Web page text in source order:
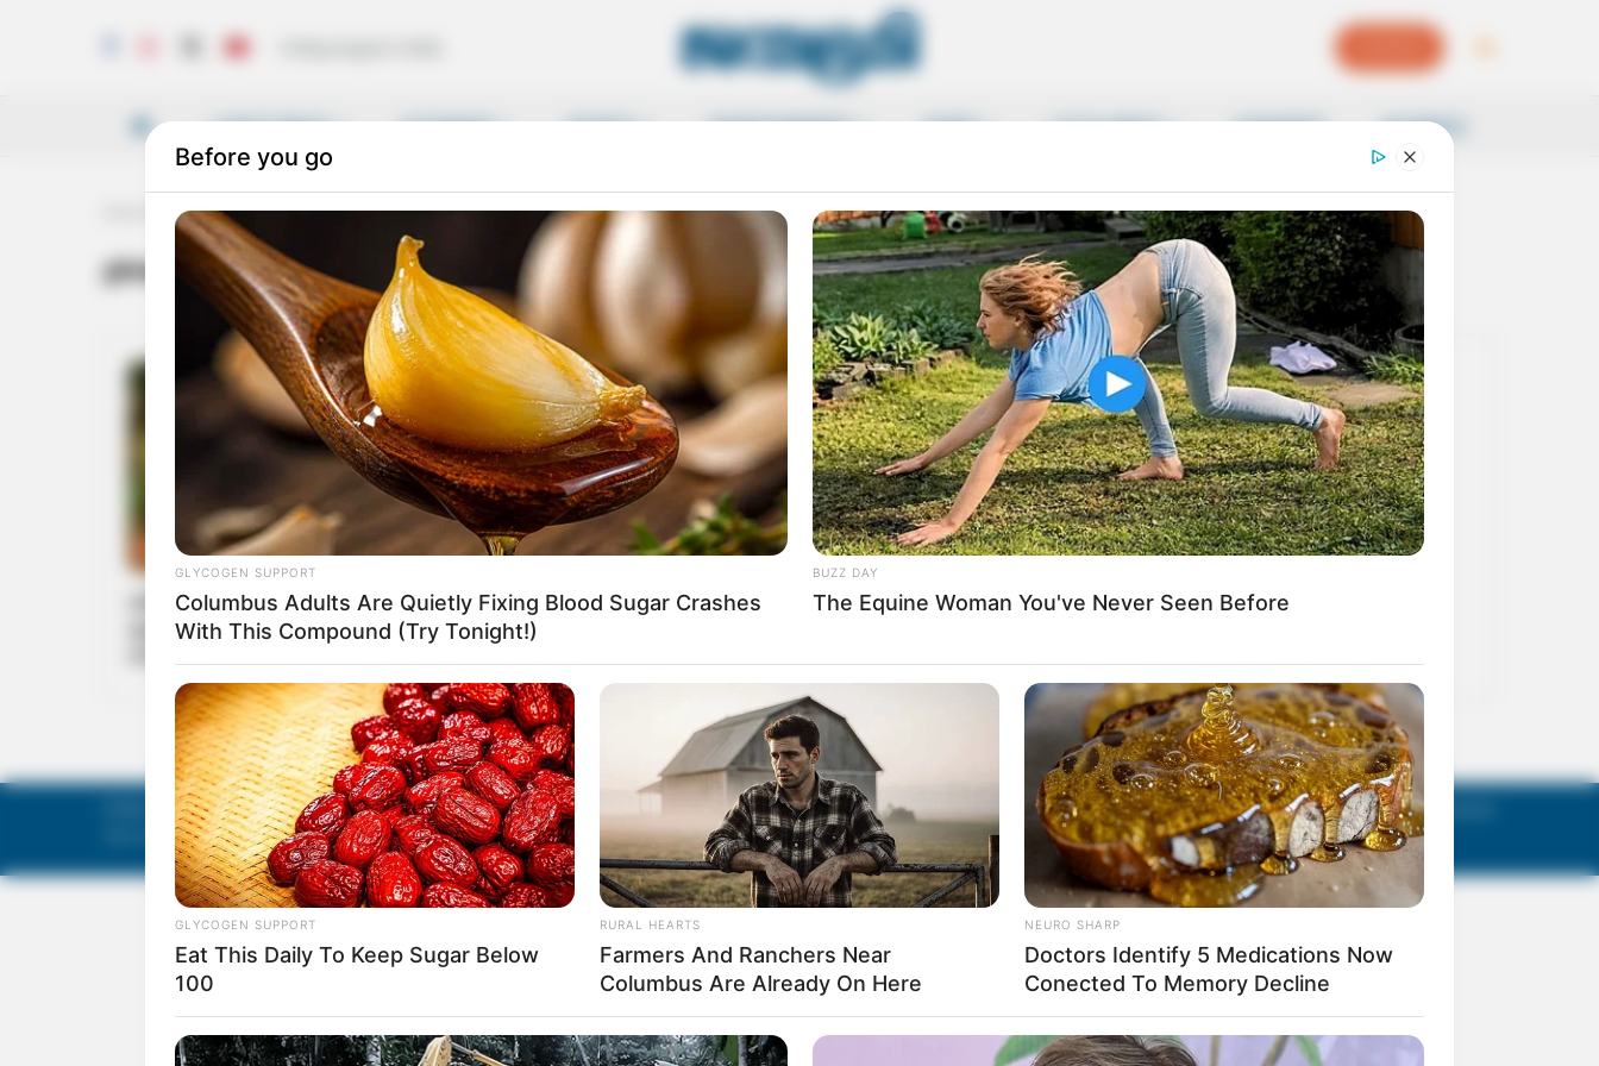
LATEST NEWS VICHARAM SPORTS ENTERTAINMENT MORE LOCAL NEWS SAMSKRITI BUSINESS
pinarayi's action
pinarayi’s action
KERALA
സില്‍വര്‍ ലൈന്‍ പദ്ധതി വീണ്ടും
കുത്തിപ്പൊക്കുന്ന പിണറായി വിജയന്‌റെ
About Us Contact Us Terms of Use Privacy Policy AGM Announcements
Mathruka Pracharanalayam Limited.
Tech-enabled byAnanthapuri Technologies.